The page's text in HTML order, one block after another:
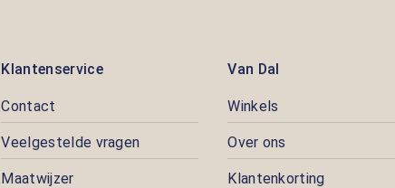
Klantenservice
Contact
Veelgestelde vragen
Maatwijzer
Van Dal
Winkels
Over ons
Klantenkorting